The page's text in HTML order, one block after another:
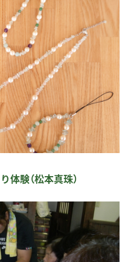
験（松本真珠）